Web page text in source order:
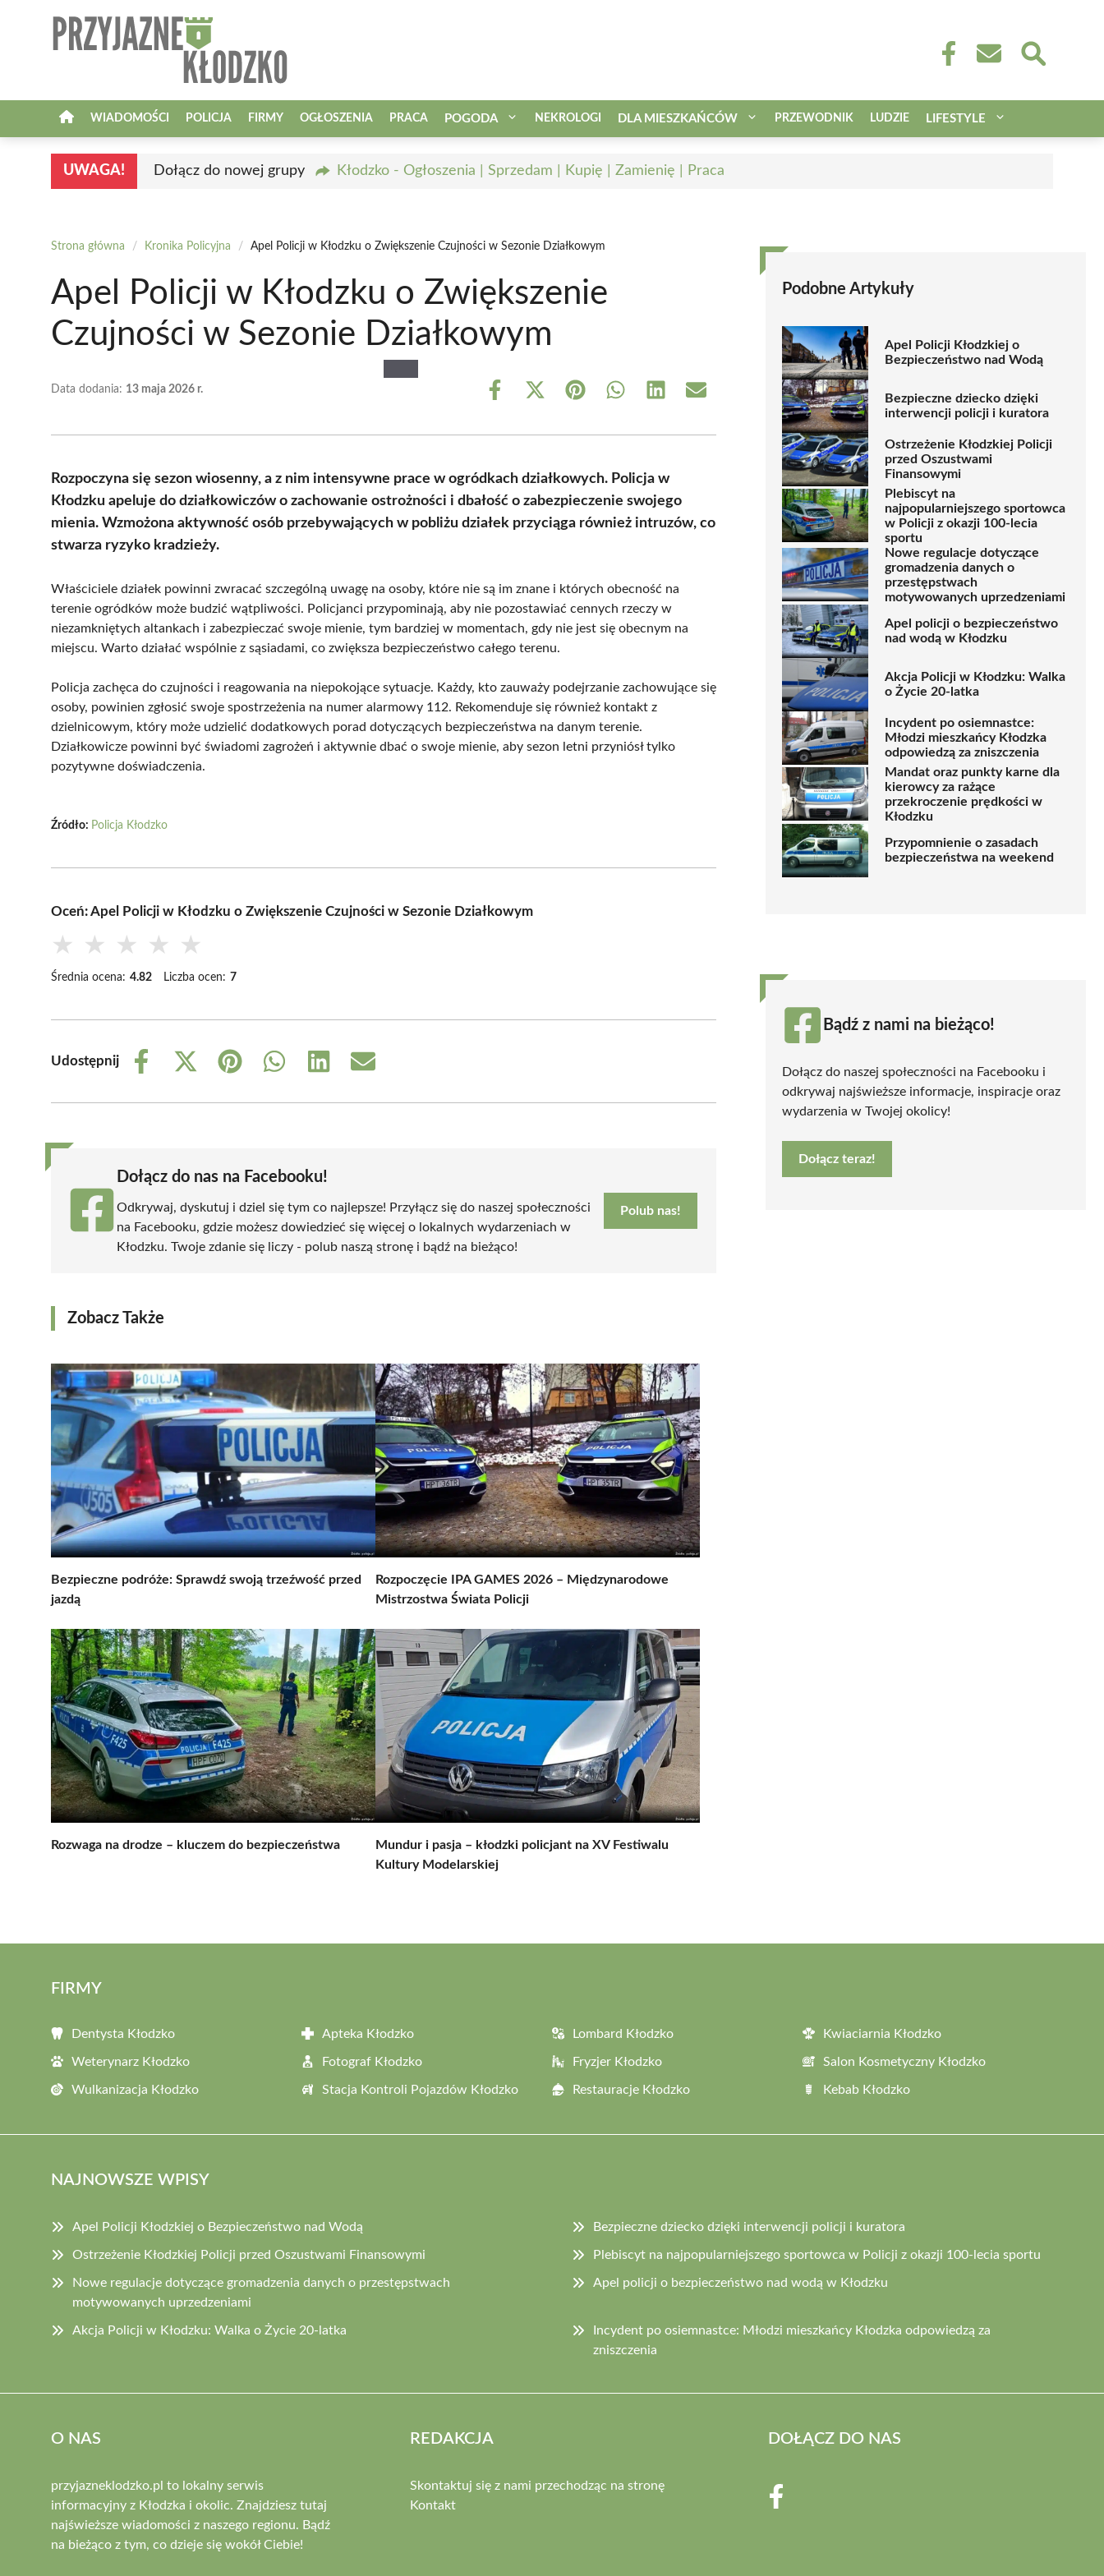
WIADOMOŚCI POLICJA FIRMY OGŁOSZENIA PRACA POGODA NEKROLOGI DLA MIESZKAŃCÓW PRZEWODNIK LUDZIE LIFESTYLE
UWAGA! Dołącz do nowej grupy Kłodzko - Ogłoszenia | Sprzedam | Kupię | Zamienię | Praca
Strona główna / Kronika Policyjna / Apel Policji w Kłodzku o Zwiększenie Czujności w Sezonie Działkowym
Apel Policji w Kłodzku o Zwiększenie
Czujności w Sezonie Działkowym
Data dodania: 13 maja 2026 r.
Share
Share
(Twitter)
Share Share Share Share
Rozpoczyna się sezon wiosenny, a z nim intensywne prace w ogródkach działkowych. Policja w
Kłodzku apeluje do działkowiczów o zachowanie ostrożności i dbałość o zabezpieczenie swojego
mienia. Wzmożona aktywność osób przebywających w pobliżu działek przyciąga również intruzów, co
stwarza ryzyko kradzieży.
Właściciele działek powinni zwracać szczególną uwagę na osoby, które nie są im znane i których obecność na
terenie ogródków może budzić wątpliwości. Policjanci przypominają, aby nie pozostawiać cennych rzeczy w
niezamkniętych altankach i zabezpieczać swoje mienie, tym bardziej w momentach, gdy nie jest się obecnym na
miejscu. Warto działać wspólnie z sąsiadami, co zwiększa bezpieczeństwo całego terenu.
Policja zachęca do czujności i reagowania na niepokojące sytuacje. Każdy, kto zauważy podejrzanie zachowujące się
osoby, powinien zgłosić swoje spostrzeżenia na numer alarmowy 112. Rekomenduje się również kontakt z
dzielnicowym, który może udzielić dodatkowych porad dotyczących bezpieczeństwa na danym terenie.
Działkowicze powinni być świadomi zagrożeń i aktywnie dbać o swoje mienie, aby sezon letni przyniósł tylko
pozytywne doświadczenia.
Źródło: Policja Kłodzko
Oceń: Apel Policji w Kłodzku o Zwiększenie Czujności w Sezonie Działkowym
★ ★ ★ ★ ★
Średnia ocena: 4.82 Liczba ocen: 7
Udostępnij
Share
Share
(Twitter)
Share
Share
Share
Share
Dołącz do nas na Facebooku!
Odkrywaj, dyskutuj i dziel się tym co najlepsze! Przyłącz się do naszej społeczności
na Facebooku, gdzie możesz dowiedzieć się więcej o lokalnych wydarzeniach w
Kłodzku. Twoje zdanie się liczy - polub naszą stronę i bądź na bieżąco!
Polub nas!
Zobacz Także
Bezpieczne podróże: Sprawdź swoją trzeźwość przed
jazdą
Rozpoczęcie IPA GAMES 2026 – Międzynarodowe
Mistrzostwa Świata Policji
Rozwaga na drodze – kluczem do bezpieczeństwa
Mundur i pasja – kłodzki policjant na XV Festiwalu
Kultury Modelarskiej
Podobne Artykuły
Apel Policji Kłodzkiej o
Bezpieczeństwo nad Wodą
Bezpieczne dziecko dzięki
interwencji policji i kuratora
Ostrzeżenie Kłodzkiej Policji
przed Oszustwami
Finansowymi
Plebiscyt na
najpopularniejszego sportowca
w Policji z okazji 100-lecia
sportu
Nowe regulacje dotyczące
gromadzenia danych o
przestępstwach
motywowanych uprzedzeniami
Apel policji o bezpieczeństwo
nad wodą w Kłodzku
Akcja Policji w Kłodzku: Walka
o Życie 20-latka
Incydent po osiemnastce:
Młodzi mieszkańcy Kłodzka
odpowiedzą za zniszczenia
Mandat oraz punkty karne dla
kierowcy za rażące
przekroczenie prędkości w
Kłodzku
Przypomnienie o zasadach
bezpieczeństwa na weekend
Bądź z nami na bieżąco!
Dołącz do naszej społeczności na Facebooku i
odkrywaj najświeższe informacje, inspiracje oraz
wydarzenia w Twojej okolicy!
Dołącz teraz!
FIRMY
Dentysta Kłodzko Apteka Kłodzko Lombard Kłodzko Kwiaciarnia Kłodzko
Weterynarz Kłodzko Fotograf Kłodzko Fryzjer Kłodzko Salon Kosmetyczny Kłodzko
Wulkanizacja Kłodzko Stacja Kontroli Pojazdów Kłodzko Restauracje Kłodzko Kebab Kłodzko
NAJNOWSZE WPISY
Apel Policji Kłodzkiej o Bezpieczeństwo nad Wodą Bezpieczne dziecko dzięki interwencji policji i kuratora
Ostrzeżenie Kłodzkiej Policji przed Oszustwami Finansowymi Plebiscyt na najpopularniejszego sportowca w Policji z okazji 100-lecia sportu
Nowe regulacje dotyczące gromadzenia danych o przestępstwach
motywowanych uprzedzeniami
Apel policji o bezpieczeństwo nad wodą w Kłodzku
Akcja Policji w Kłodzku: Walka o Życie 20-latka
Incydent po osiemnastce: Młodzi mieszkańcy Kłodzka odpowiedzą za
zniszczenia
O NAS
przyjazneklodzko.pl to lokalny serwis
informacyjny z Kłodzka i okolic. Znajdziesz tutaj
najświeższe wiadomości z naszego regionu. Bądź
na bieżąco z tym, co dzieje się wokół Ciebie!
REDAKCJA
Skontaktuj się z nami przechodząc na stronę
Kontakt
DOŁĄCZ DO NAS